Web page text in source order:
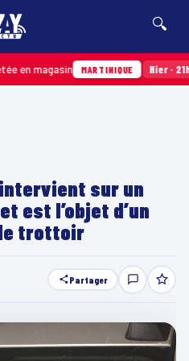
🔍
MARTINIQUE Hier · 21h54
sur un
est l’objet d’un
trottoir
Partager